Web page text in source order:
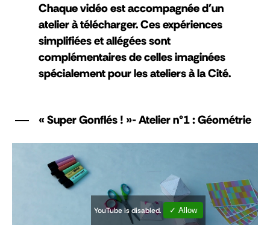
Chaque vidéo est accompagnée d'un
atelier à télécharger. Ces expériences
simplifiées et allégées sont
complémentaires de celles imaginées
spécialement pour les ateliers à la Cité.
« Super Gonflés ! »- Atelier n°1 : Géométrie
YouTube is disabled. ✓ Allow